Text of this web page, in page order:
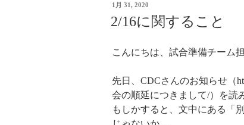
1月 31, 2020
2/16に関すること
こんにちは、試合準備チーム
先日、CDCさんのお知らせ（
会の順延につきまして/）を読
もしかすると、文中にある「